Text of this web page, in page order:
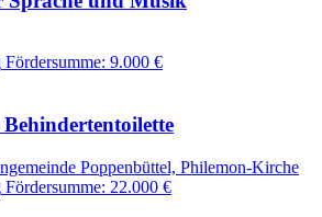
Fördersumme: 9.000 €
Poppenbüttel, Philemon-Kirche
Fördersumme: 22.000 €